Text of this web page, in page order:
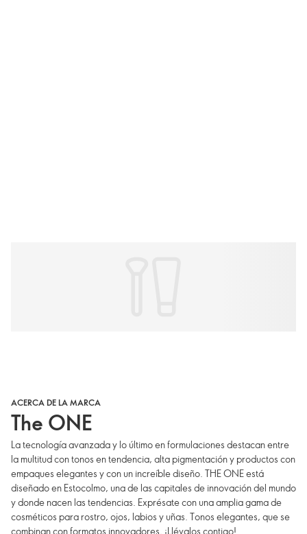
ACERCA DE LA MARCA
The ONE
La tecnología avanzada y lo último en formulaciones destacan entre
la multitud con tonos en tendencia, alta pigmentación y productos con
empaques elegantes y con un increíble diseño. THE ONE está
diseñado en Estocolmo, una de las capitales de innovación del mundo
y donde nacen las tendencias. Exprésate con una amplia gama de
cosméticos para rostro, ojos, labios y uñas. Tonos elegantes, que se
combinan con formatos innovadores. ¡Llévalos contigo!